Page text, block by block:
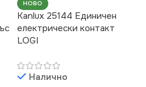
НОВО
Kanlux 25144 Единичен
електрически контакт
LOGI
Налично